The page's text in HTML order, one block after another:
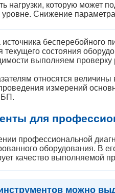
нагрузки, которую может
Снижение параметра
источника бесперебойного
текущего состояния
выполняем проверку
относятся
измерений
для
профессиональной
оборудования. В
качество выполняемой
можно